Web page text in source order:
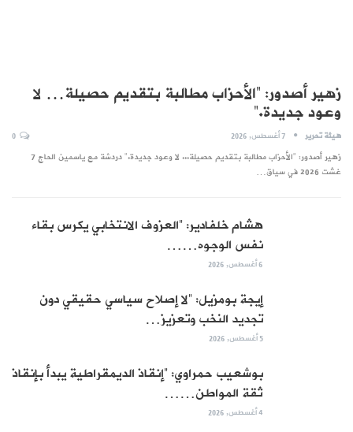
زهير أصدور: “الأحزاب مطالبة بتقديم حصيلة… لا
وعود جديدة.”
هيئة تحرير 7 أغسطس, 2026
زهير أصدور: "الأحزاب مطالبة بتقديم حصيلة... لا وعود جديدة." دردشة مع ياسمين الحاج 7
غشت 2026 في سياق…
هشام خلفادير: “العزوف الانتخابي يكرس بقاء
نفس الوجوه……
6 أغسطس, 2026
إيجة بومزيل: “لا إصلاح سياسي حقيقي دون
تجديد النخب وتعزيز…
5 أغسطس, 2026
بوشعيب حمراوي: “إنقاذ الديمقراطية يبدأ بإنقاذ
ثقة المواطن……
4 أغسطس, 2026